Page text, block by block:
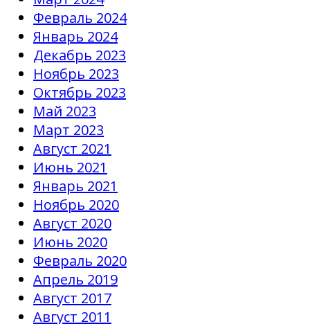
Февраль 2024
Январь 2024
Декабрь 2023
Ноябрь 2023
Октябрь 2023
Май 2023
Март 2023
Август 2021
Июнь 2021
Январь 2021
Ноябрь 2020
Август 2020
Июнь 2020
Февраль 2020
Апрель 2019
Август 2017
Август 2011